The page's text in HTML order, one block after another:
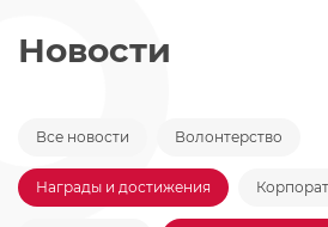
Новости
Все новости Волонтерство
Награды и достижения